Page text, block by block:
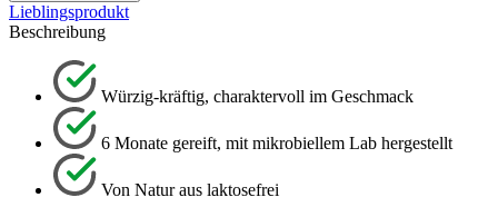
Lieblingsprodukt
Beschreibung
Würzig-kräftig, charaktervoll im Geschmack
6 Monate gereift, mit mikrobiellem Lab hergestellt
Von Natur aus laktosefrei